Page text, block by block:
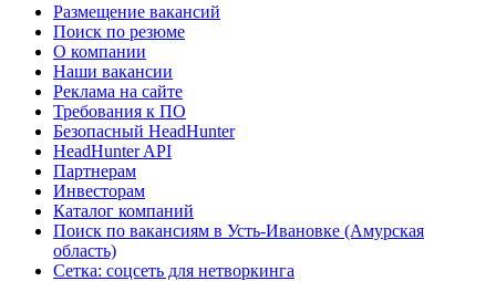
Размещение вакансий
Поиск по резюме
О компании
Наши вакансии
Реклама на сайте
Требования к ПО
Безопасный HeadHunter
HeadHunter API
Партнерам
Инвесторам
Каталог компаний
Поиск по вакансиям в Усть-Ивановке (Амурская
область)
Сетка: соцсеть для нетворкинга